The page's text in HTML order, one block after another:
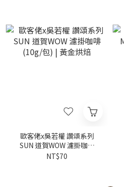
歐客佬x吳若權 讚頌系列
SUN 道賀WOW 濾掛咖啡
(10g/包) | 黃金烘焙
NT$70